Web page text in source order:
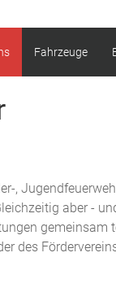
Fahrzeuge
,
aber -
des